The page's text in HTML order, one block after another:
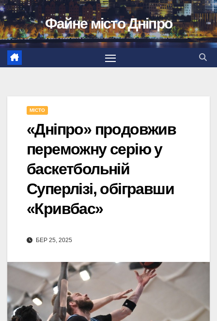
Перейти
до
вмісту
Файне місто Дніпро
МІСТО
«Дніпро» продовжив
переможну серію у
баскетбольній
Суперлізі, обігравши
«Кривбас»
БЕР 25, 2025